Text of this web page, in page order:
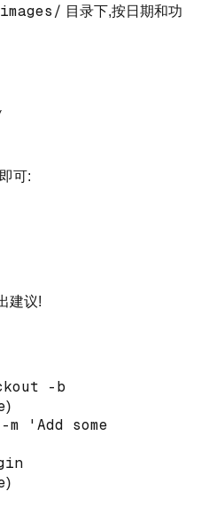
目录下,按日期和功
可:
建议!
-b
)
'Add some
)